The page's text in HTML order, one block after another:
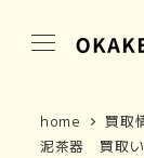
home 買取
泥茶器 買取い